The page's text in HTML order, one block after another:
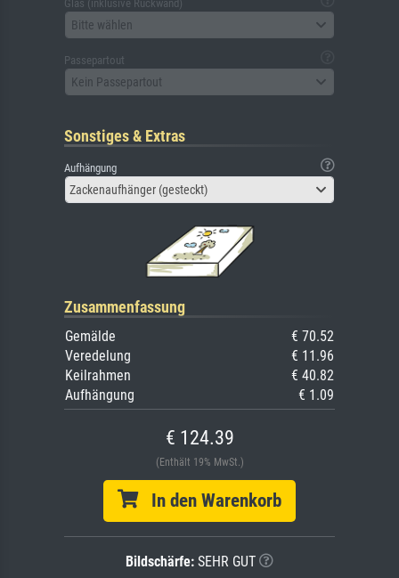
Glas (inklusive Rückwand)
Bitte wählen
Passepartout
Kein Passepartout
Sonstiges & Extras
Aufhängung
Zackenaufhänger (gesteckt)
Zusammenfassung
Gemälde
€ 70.52
Veredelung
€ 11.96
Keilrahmen
€ 40.82
Aufhängung
€ 1.09
€ 124.39
(Enthält 19% MwSt.)
In den Warenkorb
Bildschärfe: SEHR GUT